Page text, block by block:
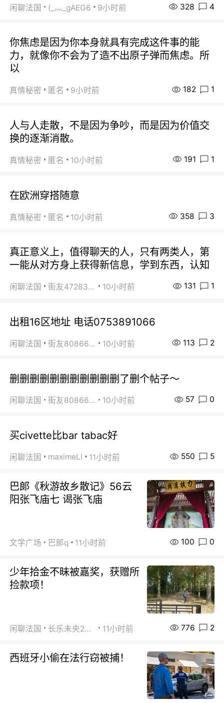
闲聊法国 (_灬_gAEG6 9小时前 328 4
你焦虑是因为你本身就具有完成这件事的能
力，就像你不会为了造不出原子弹而焦虑。所
以
真情秘密 匿名 9小时前 182 1
人与人走散，不是因为争吵，而是因为价值交
换的逐渐消散。
真情秘密 匿名 10小时前 191 1
在欧洲穿搭随意
真情秘密 匿名 10小时前 358 3
真正意义上，值得聊天的人，只有两类人，第
一能从对方身上获得新信息，学到东西，认知
闲聊法国 街友472838572 10小时前 131 1
出租16区地址 电话0753891066
闲聊法国 街友80866802 10小时前 113 2
删删删删删删删删删删删了删个帖子～
闲聊法国 街友80866802 10小时前 57 0
买civette比bar tabac好
闲聊法国 maximeLI 11小时前 550 5
巴郞《秋游故乡散记》56云
阳张飞庙七 谒张飞庙
文学广场 巴郞q 11小时前 100 0
少年拾金不昧被嘉奖，获赠所
捡款项！
闲聊法国 长乐未央2015 11小时前 776 2
西班牙小偷在法行窃被捕！